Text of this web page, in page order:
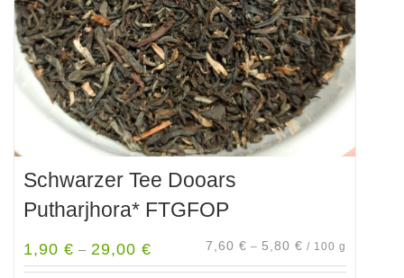
der
Produktseite
gewählt
werden
Schwarzer Tee Dooars
Putharjhora* FTGFOP
1,90 € – 29,00 € 7,60 € – 5,80 € / 100 g